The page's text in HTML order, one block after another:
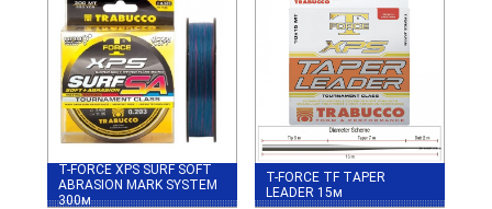
T-FORCE XPS SURF SOFT
ABRASION MARK SYSTEM
300м
T-FORCE TF TAPER
LEADER 15м